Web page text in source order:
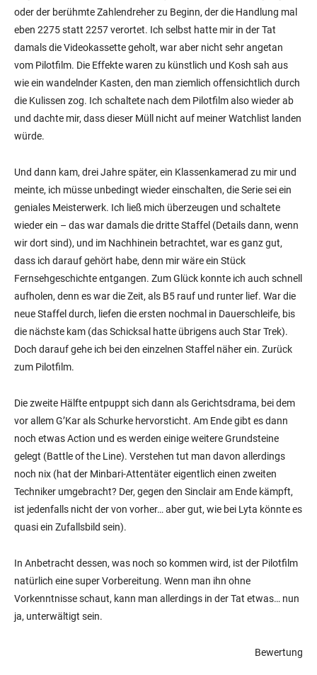
oder der berühmte Zahlendreher zu Beginn, der die Handlung mal
eben 2275 statt 2257 verortet. Ich selbst hatte mir in der Tat
damals die Videokassette geholt, war aber nicht sehr angetan
vom Pilotfilm. Die Effekte waren zu künstlich und Kosh sah aus
wie ein wandelnder Kasten, den man ziemlich offensichtlich durch
die Kulissen zog. Ich schaltete nach dem Pilotfilm also wieder ab
und dachte mir, dass dieser Müll nicht auf meiner Watchlist landen
würde.
Und dann kam, drei Jahre später, ein Klassenkamerad zu mir und
meinte, ich müsse unbedingt wieder einschalten, die Serie sei ein
geniales Meisterwerk. Ich ließ mich überzeugen und schaltete
wieder ein – das war damals die dritte Staffel (Details dann, wenn
wir dort sind), und im Nachhinein betrachtet, war es ganz gut,
dass ich darauf gehört habe, denn mir wäre ein Stück
Fernsehgeschichte entgangen. Zum Glück konnte ich auch schnell
aufholen, denn es war die Zeit, als B5 rauf und runter lief. War die
neue Staffel durch, liefen die ersten nochmal in Dauerschleife, bis
die nächste kam (das Schicksal hatte übrigens auch Star Trek).
Doch darauf gehe ich bei den einzelnen Staffel näher ein. Zurück
zum Pilotfilm.
Die zweite Hälfte entpuppt sich dann als Gerichtsdrama, bei dem
vor allem G’Kar als Schurke hervorsticht. Am Ende gibt es dann
noch etwas Action und es werden einige weitere Grundsteine
gelegt (Battle of the Line). Verstehen tut man davon allerdings
noch nix (hat der Minbari-Attentäter eigentlich einen zweiten
Techniker umgebracht? Der, gegen den Sinclair am Ende kämpft,
ist jedenfalls nicht der von vorher… aber gut, wie bei Lyta könnte es
quasi ein Zufallsbild sein).
In Anbetracht dessen, was noch so kommen wird, ist der Pilotfilm
natürlich eine super Vorbereitung. Wenn man ihn ohne
Vorkenntnisse schaut, kann man allerdings in der Tat etwas… nun
ja, unterwältigt sein.
Bewertung